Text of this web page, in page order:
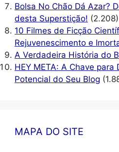
Bolsa No Chão Dá Azar?
desta Superstição! (2.208)
10 Filmes de Ficção
Rejuvenescimento e
A Verdadeira História do
HEY META: A Chave para
Potencial do Seu Blog
MAPA DO SITE